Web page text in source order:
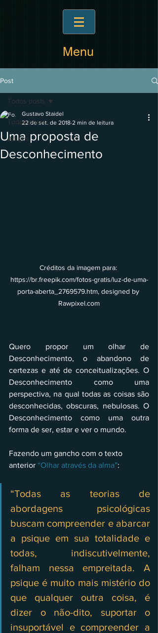
Menu
Post
Todos posts
Artigos
Todos posts
Uma proposta de
Desconhecimento
Gustavo Staidel
22 de set. de 2018 2 min de leitura
Créditos da imagem para:
https://br.freepik.com/fotos-gratis/luz-de-uma-
porta-aberta_2769579.htm, designed by
Rawpixel.com
Quero propor um olhar de
Desconhecimento, o abandono de
certezas e até de conceitualizações. O
Desconhecimento como uma
perspectiva, na qual todas as coisas são
desconhecidas, obscuras, nebulosas. O
Desconhecimento como uma outra
forma de ser, estar e ver o mundo.
Fazendo um gancho com o texto
anterior “Olhar através da alma”:
“Todas as teorias de
abordagens psicológicas
buscam compreender e abarcar
a psique em sua totalidade e
todas, indiscutivelmente,
falham nessa empreitada. A
psique é muito mais mistério do
que qualquer outra coisa, é
dizer o não-dito, suportar o
insuportável e compreender a